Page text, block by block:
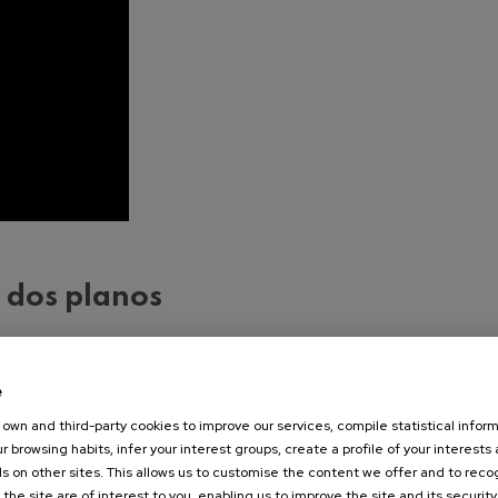
planos
sobre dos planos que, si bien ocurren en el
Por una parte, la Inteligencia Artificial presenta a
un mundo imaginario pero con todos los visos
historia entre el Mozart vasco, como fue
él.
own and third-party cookies to improve our services, compile statistical
browsing habits, infer your interest groups, create a profile of your interests
on other sites. This allows us to customise the content we offer and to